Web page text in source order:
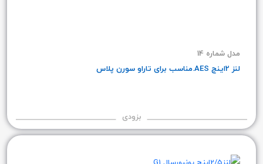
مدل شماره 14
لنز 2اینچ AES.مناسب برای تاراو سورن پلاس
بزودی